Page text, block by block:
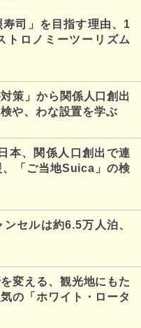
司」を目指す理由、1
トロノミーツーリズム
策」から関係人口創出
や、わな設置を学ぶ
本、関係人口創出で連
「ご当地Suica」の検
セルは約6.5万人泊、
変える、観光地にもた
の「ホワイト・ロータ